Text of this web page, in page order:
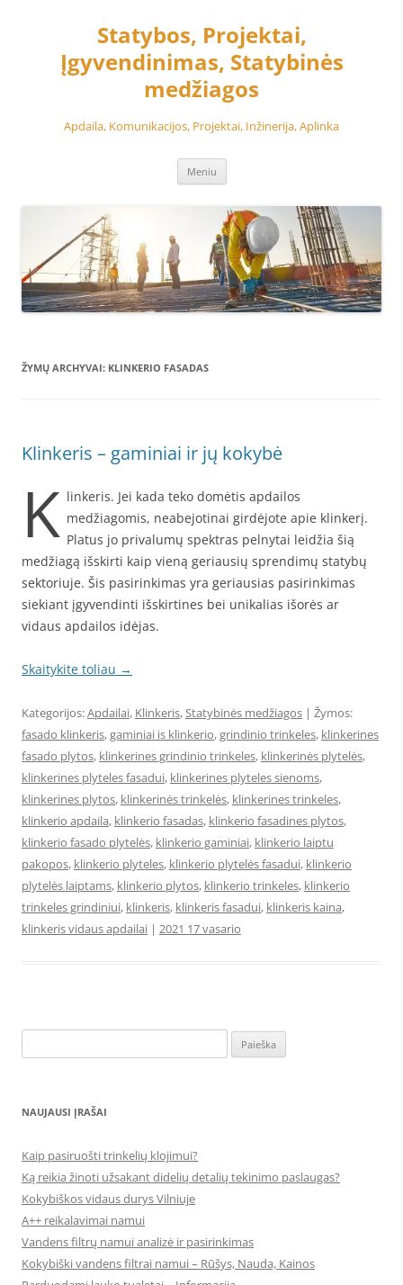
Statybos, Projektai,
Įgyvendinimas, Statybinės
medžiagos
Apdaila, Komunikacijos, Projektai, Inžinerija, Aplinka
Meniu
ŽYMŲ ARCHYVAI: KLINKERIO FASADAS
Klinkeris – gaminiai ir jų kokybė
K linkeris. Jei kada teko domėtis apdailos
medžiagomis, neabejotinai girdėjote apie klinkerį.
Platus jo privalumų spektras pelnytai leidžia šią
medžiagą išskirti kaip vieną geriausių sprendimų statybų
sektoriuje. Šis pasirinkimas yra geriausias pasirinkimas
siekiant įgyvendinti išskirtines bei unikalias išorės ar
vidaus apdailos idėjas.
Skaitykite toliau →
Kategorijos:Apdailai, Klinkeris,Statybinės medžiagos | Žymos:
fasado klinkeris,gaminiai is klinkerio,grindinio trinkeles, klinkerines
fasado plytos, klinkerines grindinio trinkeles, klinkerinės plytelės,
klinkerines plyteles fasadui, klinkerines plyteles sienoms,
klinkerines plytos, klinkerinės trinkelės, klinkerines trinkeles,
klinkerio apdaila, klinkerio fasadas, klinkerio fasadines plytos,
klinkerio fasado plytelės, klinkerio gaminiai, klinkerio laiptu
pakopos, klinkerio plyteles, klinkerio plytelės fasadui, klinkerio
plytelės laiptams, klinkerio plytos, klinkerio trinkeles, klinkerio
trinkeles grindiniui, klinkeris, klinkeris fasadui, klinkeris kaina,
klinkeris vidaus apdailai | 2021 17 vasario
NAUJAUSI ĮRAŠAI
Kaip pasiruošti trinkelių klojimui?
Ką reikia žinoti užsakant didelių detalių tekinimo paslaugas?
Kokybiškos vidaus durys Vilniuje
A++ reikalavimai namui
Vandens filtrų namui analizė ir pasirinkimas
Kokybiški vandens filtrai namui – Rūšys, Nauda, Kainos